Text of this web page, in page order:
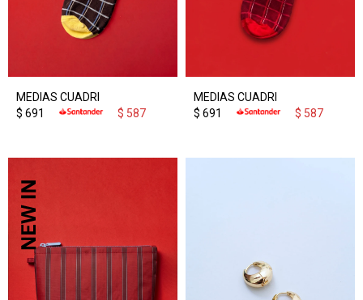
MEDIAS CUADRI
$ 691 $ 587
MEDIAS CUADRI
$ 691 $ 587